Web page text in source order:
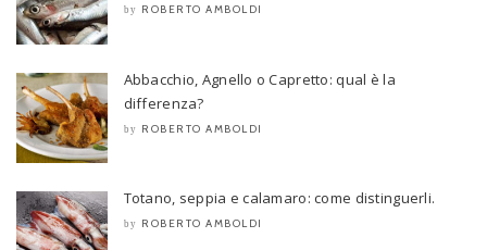
by ROBERTO AMBOLDI
Abbacchio, Agnello o Capretto: qual è la
differenza?
by ROBERTO AMBOLDI
Totano, seppia e calamaro: come distinguerli.
by ROBERTO AMBOLDI